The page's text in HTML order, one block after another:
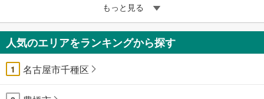
もっと見る
人気のエリアをランキングから探す
1 名古屋市千種区